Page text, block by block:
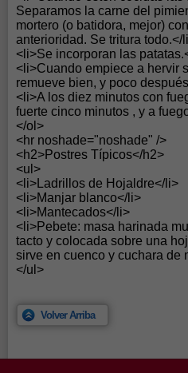
Separamos la carne del
mortero (o batidora, mejor)
anterioridad. Se tritura todo.</
<li>Se incorporan las
<li>Cuando empiece a hervir
remueve bien, y poco
<li>A los diez minutos con
fuerte cinco minutos , y a
</ol>
<hr noshade="noshade" />
<h2>Postres Típicos</h2>
<ul>
<li>Ladrillos de Hojaldre</li>
<li>Manjar blanco</li>
<li>Mantecados</li>
<li>Pebete: masa harinada
tacto y colocada sobre una
sirve en cuenco y cuchara de
</ul>
Volver Arriba